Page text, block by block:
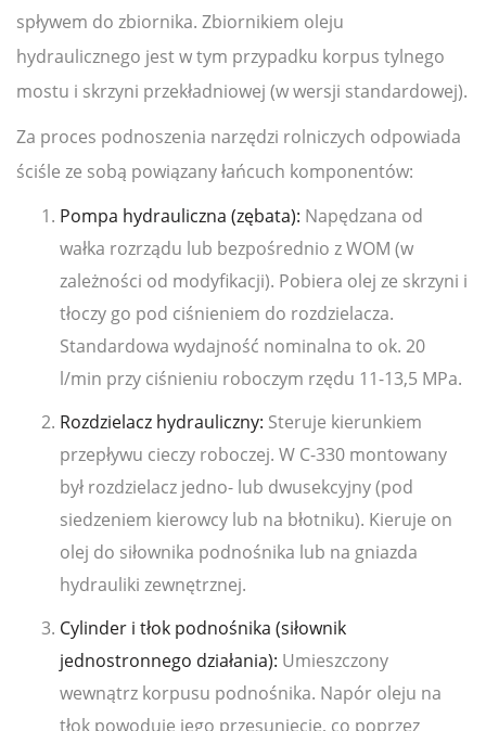
spływem do zbiornika. Zbiornikiem oleju
hydraulicznego jest w tym przypadku korpus tylnego
mostu i skrzyni przekładniowej (w wersji standardowej).
Za proces podnoszenia narzędzi rolniczych odpowiada
ściśle ze sobą powiązany łańcuch komponentów:
Pompa hydrauliczna (zębata): Napędzana od
wałka rozrządu lub bezpośrednio z WOM (w
zależności od modyfikacji). Pobiera olej ze skrzyni i
tłoczy go pod ciśnieniem do rozdzielacza.
Standardowa wydajność nominalna to ok. 20
l/min przy ciśnieniu roboczym rzędu 11-13,5 MPa.
Rozdzielacz hydrauliczny: Steruje kierunkiem
przepływu cieczy roboczej. W C-330 montowany
był rozdzielacz jedno- lub dwusekcyjny (pod
siedzeniem kierowcy lub na błotniku). Kieruje on
olej do siłownika podnośnika lub na gniazda
hydrauliki zewnętrznej.
Cylinder i tłok podnośnika (siłownik
jednostronnego działania): Umieszczony
wewnątrz korpusu podnośnika. Napór oleju na
tłok powoduje jego przesunięcie, co poprzez